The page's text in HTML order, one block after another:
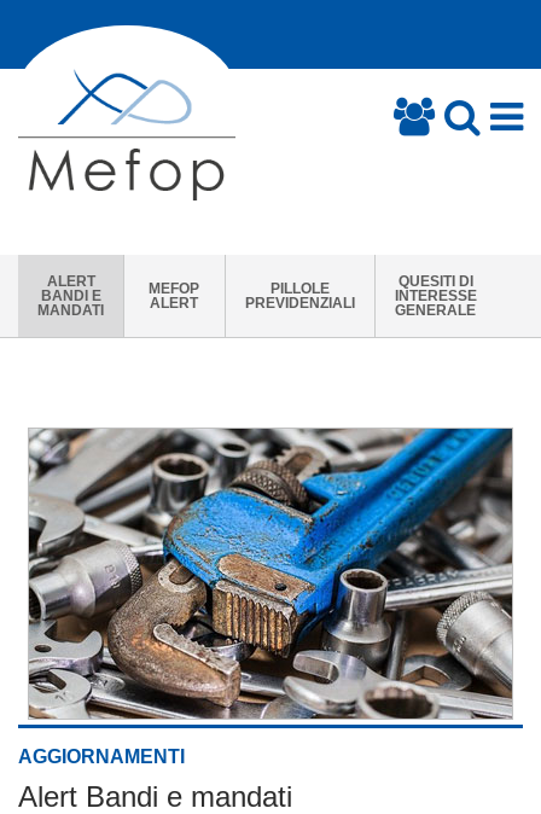
ALERT
BANDI E
MANDATI
MEFOP
ALERT
PILLOLE
PREVIDENZIALI
QUESITI DI
INTERESSE
GENERALE
AGGIORNAMENTI
Alert Bandi e mandati